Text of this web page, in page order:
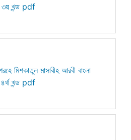
৩য় খন্ড pdf
মিশকাতুল মাসাবীহ আরবী বাংলা
৪র্থ খন্ড pdf